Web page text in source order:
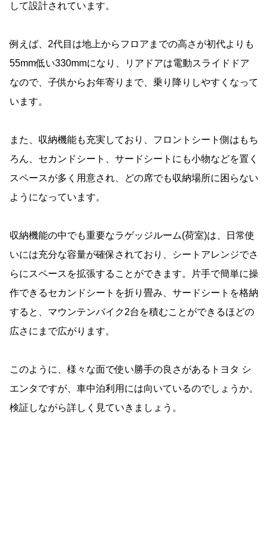
して設計されています。
例えば、2代目は地上からフロアまでの高さが初代よりも
55mm低い330mmになり、リアドアは電動スライドドア
なので、子供からお年寄りまで、乗り降りしやすくなって
います。
また、収納機能も充実しており、フロントシート側はもち
ろん、セカンドシート、サードシートにも小物などを置く
スペースが多く用意され、どの席でも収納場所に困らない
ようになっています。
収納機能の中でも重要なラゲッジルーム(荷室)は、日常使
いには充分な容量が確保されており、シートアレンジでさ
らにスペースを拡張することができます。片手で簡単に操
作できるセカンドシートを折り畳み、サードシートを格納
すると、マウンテンバイク2台を積むことができるほどの
広さにまで広がります。
このように、様々な面で使い勝手の良さがあるトヨタ シ
エンタですが、車中泊利用には向いているのでしょうか。
検証しながら詳しく見ていきましょう。